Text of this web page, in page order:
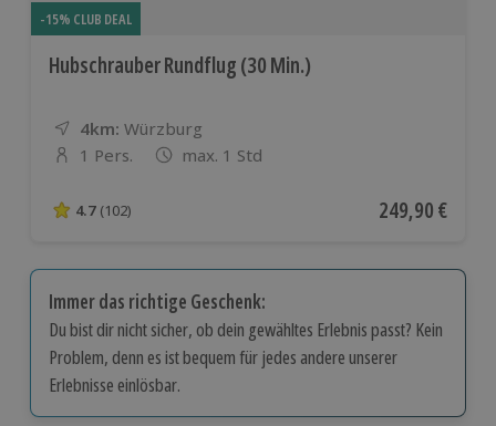
-15% CLUB DEAL
Hubschrauber Rundflug (30 Min.)
4km: Entfernung
Standort
Würzburg
Anzahl der Teilnehmer
1 Pers. max. 1 Std
4.7 von 5 Sternen basierend auf 102 Bewertungen
4.7 (102) Aktueller Preis
249,90 €
Immer das richtige Geschenk:
Du bist dir nicht sicher, ob dein gewähltes Erlebnis passt? Kein
Problem, denn es ist bequem für jedes andere unserer
Erlebnisse einlösbar.